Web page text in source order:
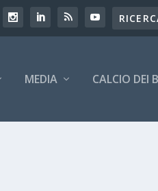
MEDIA CALCIO DEI